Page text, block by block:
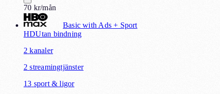
70 kr/mån
Basic with Ads + Sport
HDUtan bindning
2 kanaler
2 streamingtjänster
13 sport & ligor